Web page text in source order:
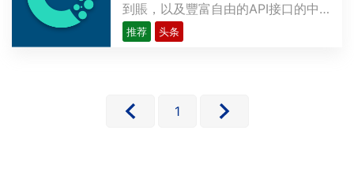
到賬，以及豐富自由的API接口的中
心化錢包
推荐 头条
1